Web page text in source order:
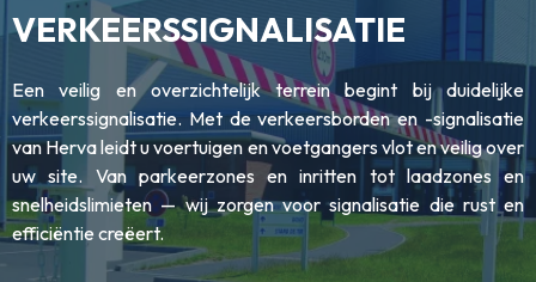
VERKEERSSIGNALISATIE
Een veilig en overzichtelijk terrein begint bij duidelijke
verkeerssignalisatie. Met de verkeersborden en -signalisatie
van Herva leidt u voertuigen en voetgangers vlot en veilig over
uw site. Van parkeerzones en inritten tot laadzones en
snelheidslimieten — wij zorgen voor signalisatie die rust en
efficiëntie creëert.